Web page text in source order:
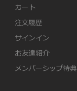
カート
注文履歴
サインイン
お友達紹介
メンバーシップ特典